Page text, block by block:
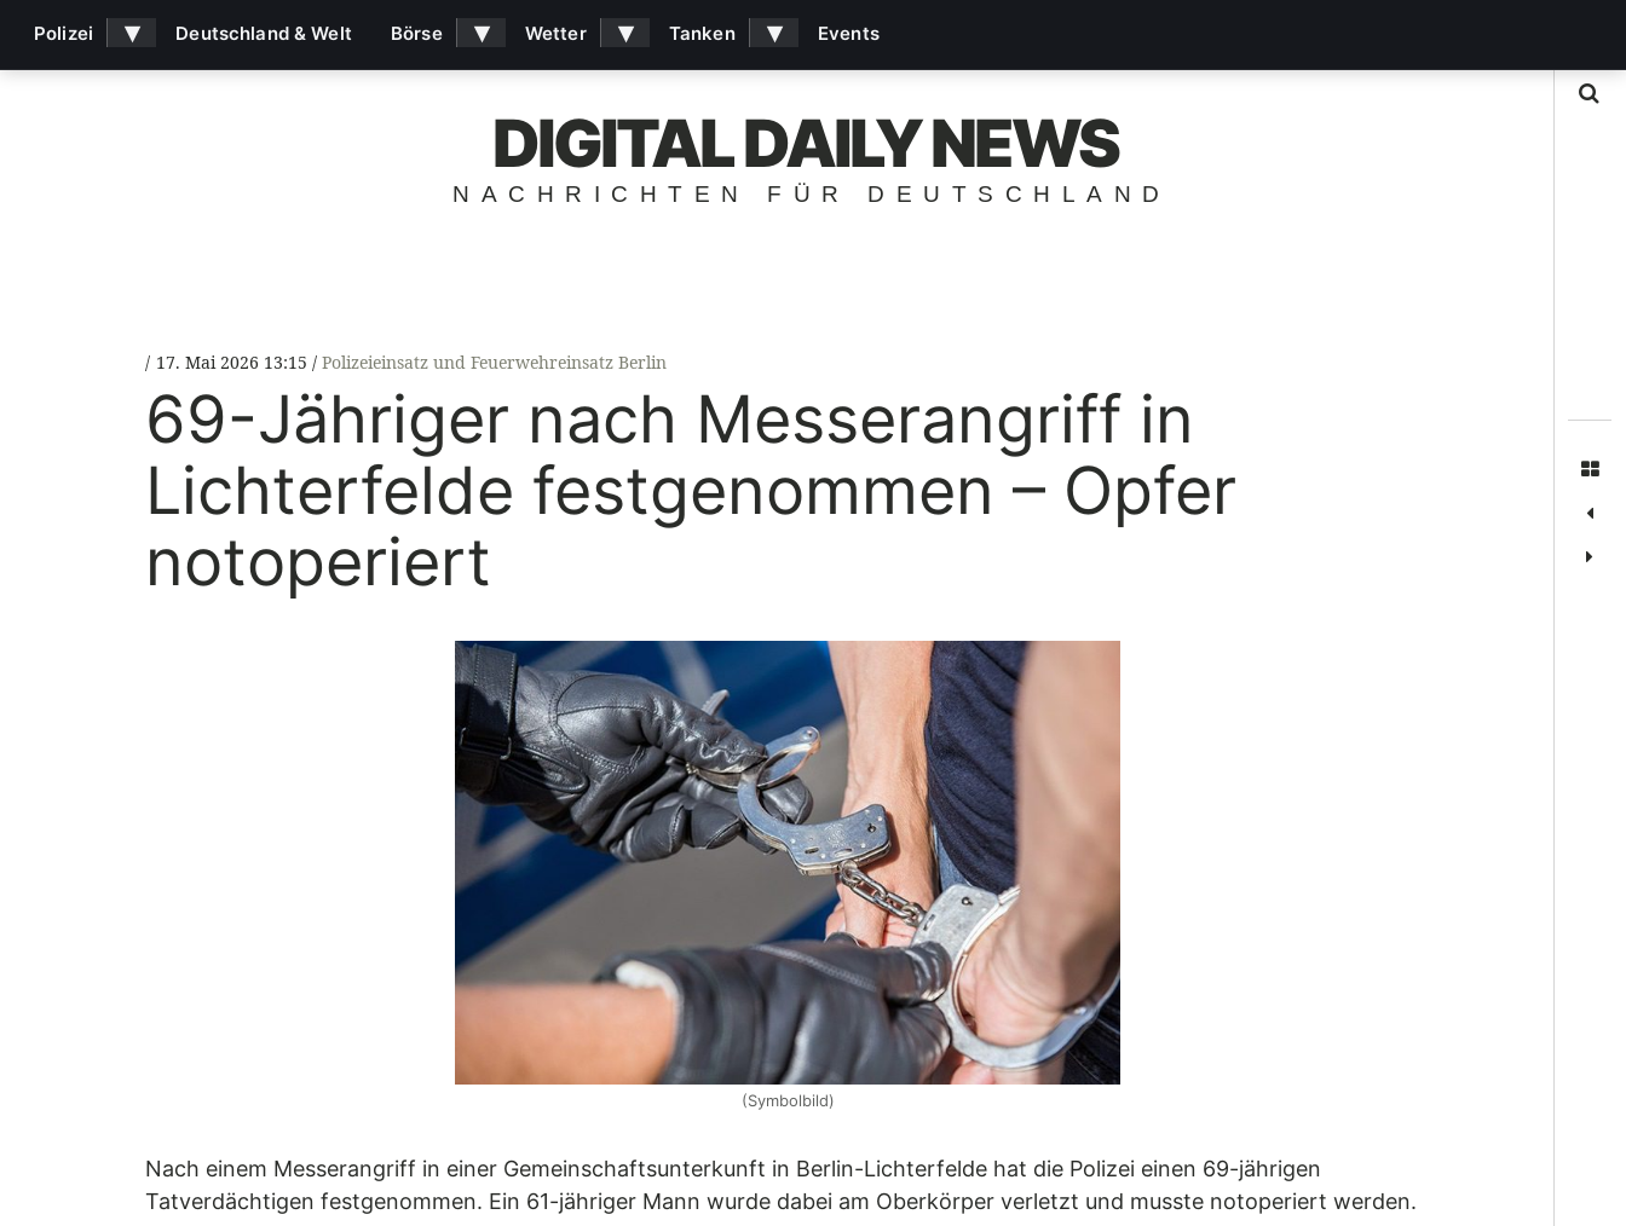
DIGITAL DAILY NEWS
NACHRICHTEN FÜR DEUTSCHLAND
17. Mai 2026 13:15 Polizeieinsatz und Feuerwehreinsatz Berlin
69-Jähriger nach Messerangriff in
Lichterfelde festgenommen – Opfer
notoperiert
(Symbolbild)
Nach einem Messerangriff in einer Gemeinschaftsunterkunft in Berlin-Lichterfelde hat die Polizei einen 69-jährigen
Tatverdächtigen festgenommen. Ein 61-jähriger Mann wurde dabei am Oberkörper verletzt und musste notoperiert werden.
Polizei ▾ Deutschland & Welt Börse ▾ Wetter ▾ Tanken ▾ Events